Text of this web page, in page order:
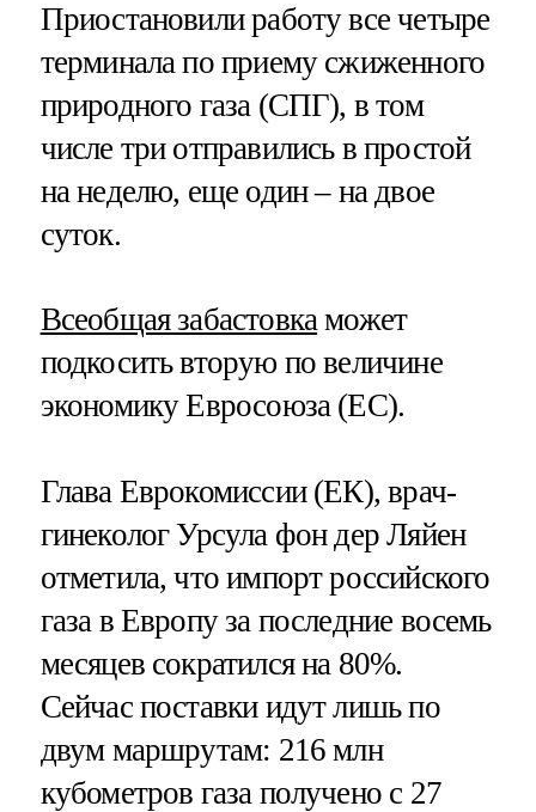
Приостановили работу все четыре
терминала по приему сжиженного
природного газа (СПГ), в том
числе три отправились в простой
на неделю, еще один – на двое
суток.
Всеобщая забастовкаможет
подкосить вторую по величине
экономику Евросоюза (ЕС).
Глава Еврокомиссии (ЕК), врач-
гинеколог Урсула фон дер Ляйен
отметила, что импорт российского
газа в Европу за последние восемь
месяцев сократился на 80%.
Сейчас поставки идут лишь по
двум маршрутам: 216 млн
кубометров газа получено с 27